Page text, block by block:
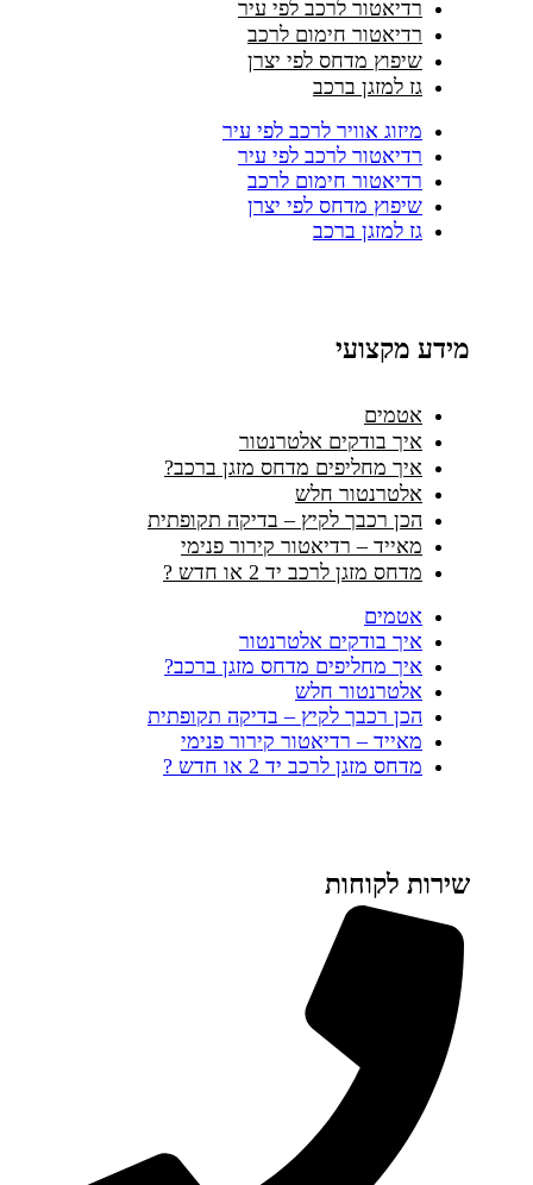
רדיאטור לרכב לפי עיר
רדיאטור חימום לרכב
שיפוץ מדחס לפי יצרן
גז למזגן ברכב
מיזוג אוויר לרכב לפי עיר
רדיאטור לרכב לפי עיר
רדיאטור חימום לרכב
שיפוץ מדחס לפי יצרן
גז למזגן ברכב
מידע מקצועי
אטמים
איך בודקים אלטרנטור
איך מחליפים מדחס מזגן ברכב?
אלטרנטור חלש
הכן רכבך לקיץ – בדיקה תקופתית
מאייד – רדיאטור קירור פנימי
מדחס מזגן לרכב יד 2 או חדש ?
אטמים
איך בודקים אלטרנטור
איך מחליפים מדחס מזגן ברכב?
אלטרנטור חלש
הכן רכבך לקיץ – בדיקה תקופתית
מאייד – רדיאטור קירור פנימי
מדחס מזגן לרכב יד 2 או חדש ?
שירות לקוחות